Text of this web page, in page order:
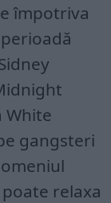
împotriva
White
gangsteri
relaxa